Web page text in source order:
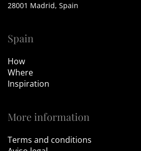
28001 Madrid, Spain
Spain
How
Where
Inspiration
More information
Terms and conditions